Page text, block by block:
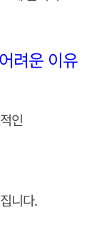
려운 이유
인
니다.